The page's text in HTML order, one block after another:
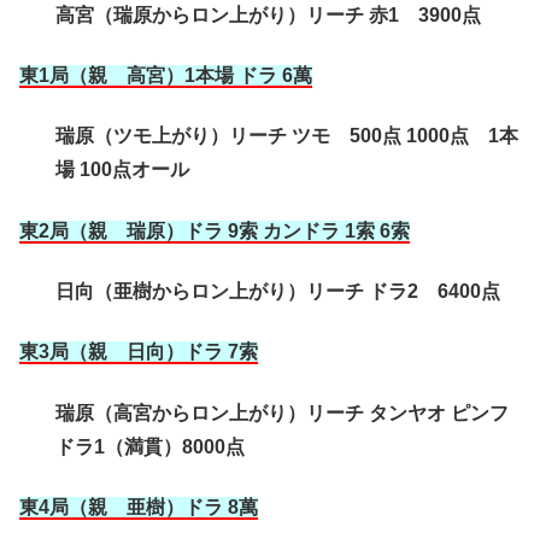
高宮（瑞原からロン上がり）リーチ 赤1 3900点
東1局（親 高宮）1本場 ドラ 6萬
瑞原（ツモ上がり）リーチ ツモ 500点 1000点 1本
場 100点オール
東2局（親 瑞原）ドラ 9索 カンドラ 1索 6索
日向（亜樹からロン上がり）リーチ ドラ2 6400点
東3局（親 日向）ドラ 7索
瑞原（高宮からロン上がり）リーチ タンヤオ ピンフ
ドラ1（満貫）8000点
東4局（親 亜樹）ドラ 8萬